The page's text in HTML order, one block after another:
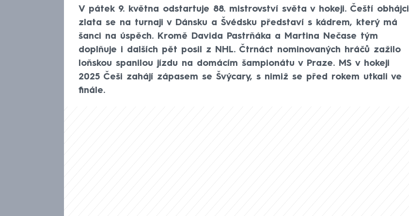
V pátek 9. května odstartuje 88. mistrovství světa v hokeji. Čeští obhájci
zlata se na turnaji v Dánsku a Švédsku představí s kádrem, který má
šanci na úspěch. Kromě Davida Pastrňáka a Martina Nečase tým
doplňuje i dalších pět posil z NHL. Čtrnáct nominovaných hráčů zažilo
loňskou spanilou jízdu na domácím šampionátu v Praze. MS v hokeji
2025 Češi zahájí zápasem se Švýcary, s nimiž se před rokem utkali ve
finále.